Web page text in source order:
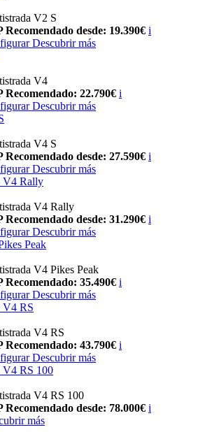
V2 S
Recomendado desde: 19.390€ i
Descubrir más
V4
Recomendado: 22.790€ i
Descubrir más
V4 S
Recomendado desde: 27.590€ i
Descubrir más
V4 Rally
V4 Rally
Recomendado desde: 31.290€ i
Descubrir más
Peak
V4 Pikes Peak
Recomendado: 35.490€ i
Descubrir más
V4 RS
V4 RS
Recomendado: 43.790€ i
Descubrir más
V4 RS 100
V4 RS 100
Recomendado desde: 78.000€ i
más